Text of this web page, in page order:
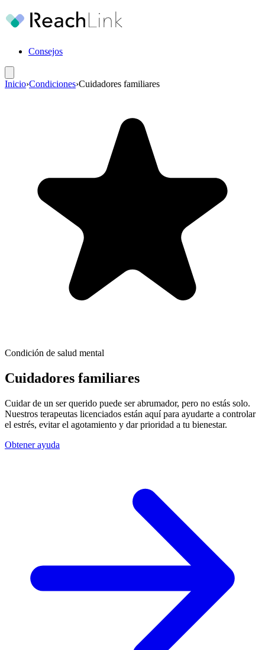
Consejos
Inicio›Condiciones›Cuidadores familiares
Condición de salud mental
Cuidadores familiares
Cuidar de un ser querido puede ser abrumador, pero no estás solo.
Nuestros terapeutas licenciados están aquí para ayudarte a controlar
el estrés, evitar el agotamiento y dar prioridad a tu bienestar.
Obtener ayuda